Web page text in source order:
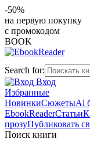
-50%
на первую покупку
с промокодом
BOOK
Search for:
Вход
Избранные
НовинкиСюжетыAi
EbookReaderСтатьи
прозуПубликовать
Поиск книги